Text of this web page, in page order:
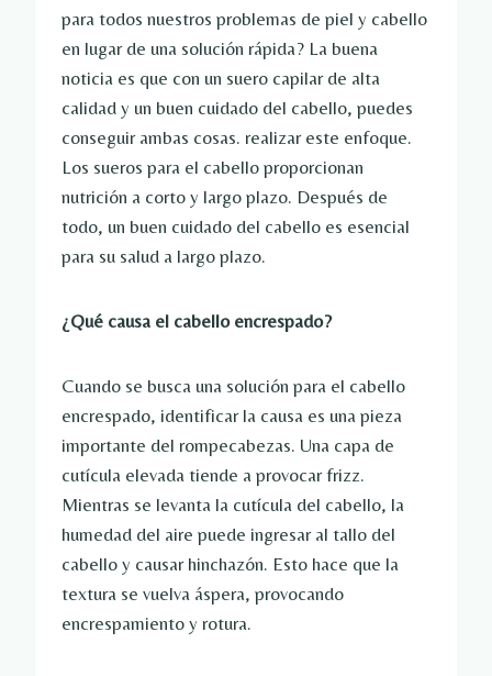
para todos nuestros problemas de piel y cabello
en lugar de una solución rápida? La buena
noticia es que con un suero capilar de alta
calidad y un buen cuidado del cabello, puedes
conseguir ambas cosas. realizar este enfoque.
Los sueros para el cabello proporcionan
nutrición a corto y largo plazo. Después de
todo, un buen cuidado del cabello es esencial
para su salud a largo plazo.
¿Qué causa el cabello encrespado?
Cuando se busca una solución para el cabello
encrespado, identificar la causa es una pieza
importante del rompecabezas. Una capa de
cutícula elevada tiende a provocar frizz.
Mientras se levanta la cutícula del cabello, la
humedad del aire puede ingresar al tallo del
cabello y causar hinchazón. Esto hace que la
textura se vuelva áspera, provocando
encrespamiento y rotura.